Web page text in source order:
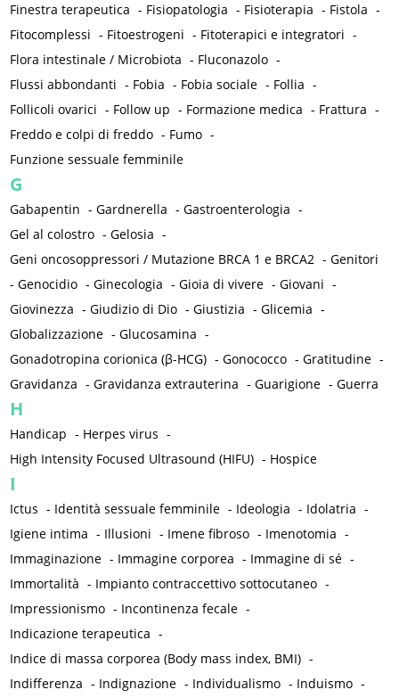
Finestra terapeutica - Fisiopatologia - Fisioterapia - Fistola -
Fitocomplessi - Fitoestrogeni - Fitoterapici e integratori -
Flora intestinale / Microbiota - Fluconazolo -
Flussi abbondanti - Fobia - Fobia sociale - Follia -
Follicoli ovarici - Follow up - Formazione medica - Frattura -
Freddo e colpi di freddo - Fumo -
Funzione sessuale femminile
G
Gabapentin -Gardnerella -Gastroenterologia -
Gel al colostro -Gelosia -
Geni oncosoppressori / Mutazione BRCA 1 e BRCA2 -Genitori
-Genocidio -Ginecologia -Gioia di vivere -Giovani -
Giovinezza -Giudizio di Dio -Giustizia -Glicemia -
Globalizzazione -Glucosamina -
Gonadotropina corionica (β-HCG) -Gonococco -Gratitudine -
Gravidanza -Gravidanza extrauterina -Guarigione -Guerra
H
Handicap - Herpes virus -
High Intensity Focused Ultrasound (HIFU) - Hospice
I
Ictus - Identità sessuale femminile - Ideologia - Idolatria -
Igiene intima - Illusioni - Imene fibroso - Imenotomia -
Immaginazione - Immagine corporea - Immagine di sé -
Immortalità - Impianto contraccettivo sottocutaneo -
Impressionismo - Incontinenza fecale -
Indicazione terapeutica -
Indice di massa corporea (Body mass index, BMI) -
Indifferenza - Indignazione - Individualismo - Induismo -